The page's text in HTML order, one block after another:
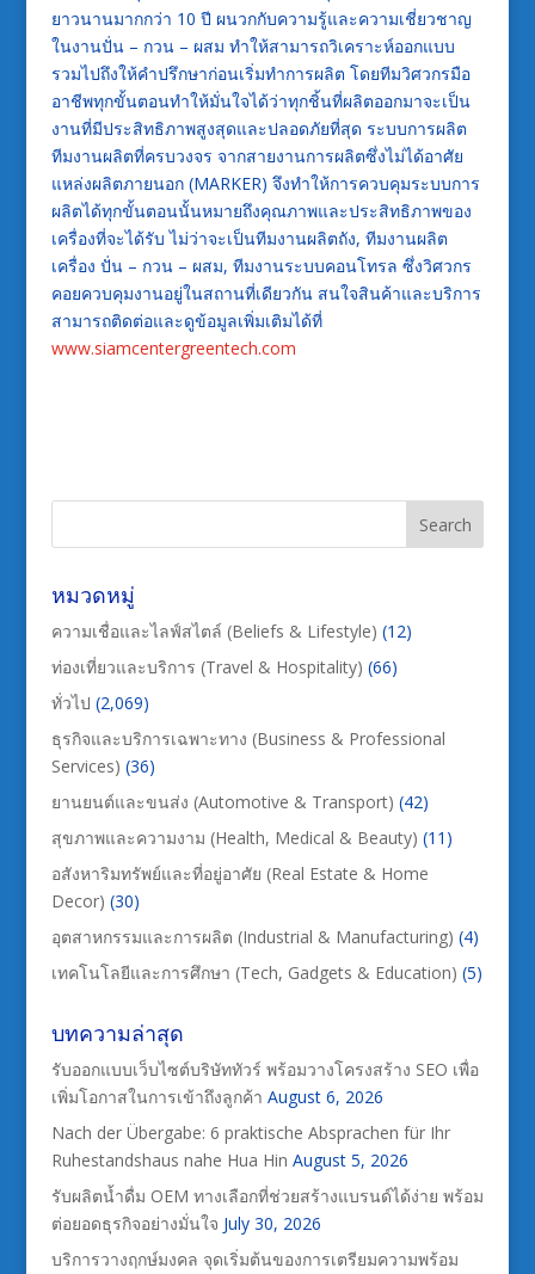
ยาวนานมากกว่า 10 ปี ผนวกกับความรู้และความเชี่ยวชาญ
ในงานปั่น – กวน – ผสม ทำให้สามารถวิเคราะห์ออกแบบ
รวมไปถึงให้คำปรึกษาก่อนเริ่มทำการผลิต โดยทีมวิศวกรมือ
อาชีพทุกขั้นตอนทำให้มั่นใจได้ว่าทุกชิ้นที่ผลิตออกมาจะเป็น
งานที่มีประสิทธิภาพสูงสุดและปลอดภัยที่สุด ระบบการผลิต
ทีมงานผลิตที่ครบวงจร จากสายงานการผลิตซึ่งไม่ได้อาศัย
แหล่งผลิตภายนอก (MARKER) จึงทำให้การควบคุมระบบการ
ผลิตได้ทุกขั้นตอนนั้นหมายถึงคุณภาพและประสิทธิภาพของ
เครื่องที่จะได้รับ ไม่ว่าจะเป็นทีมงานผลิตถัง, ทีมงานผลิต
เครื่อง ปั่น – กวน – ผสม, ทีมงานระบบคอนโทรล ซึ่งวิศวกร
คอยควบคุมงานอยู่ในสถานที่เดียวกัน สนใจสินค้าและบริการ
สามารถติดต่อและดูข้อมูลเพิ่มเติมได้ที่
www.siamcentergreentech.com
หมวดหมู่
ความเชื่อและไลฟ์สไตล์ (Beliefs & Lifestyle) (12)
ท่องเที่ยวและบริการ (Travel & Hospitality) (66)
ทั่วไป (2,069)
ธุรกิจและบริการเฉพาะทาง (Business & Professional
Services) (36)
ยานยนต์และขนส่ง (Automotive & Transport) (42)
สุขภาพและความงาม (Health, Medical & Beauty) (11)
อสังหาริมทรัพย์และที่อยู่อาศัย (Real Estate & Home
Decor) (30)
อุตสาหกรรมและการผลิต (Industrial & Manufacturing) (4)
เทคโนโลยีและการศึกษา (Tech, Gadgets & Education) (5)
บทความล่าสุด
รับออกแบบเว็บไซต์บริษัททัวร์ พร้อมวางโครงสร้าง SEO เพื่อ
เพิ่มโอกาสในการเข้าถึงลูกค้า August 6, 2026
Nach der Übergabe: 6 praktische Absprachen für Ihr
Ruhestandshaus nahe Hua Hin August 5, 2026
รับผลิตน้ำดื่ม OEM ทางเลือกที่ช่วยสร้างแบรนด์ได้ง่าย พร้อม
ต่อยอดธุรกิจอย่างมั่นใจ July 30, 2026
บริการวางฤกษ์มงคล จุดเริ่มต้นของการเตรียมความพร้อม